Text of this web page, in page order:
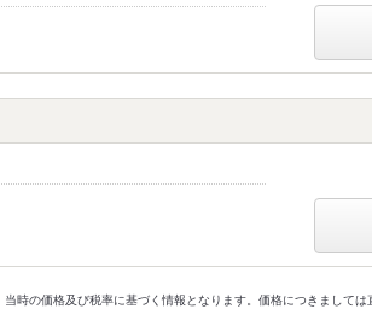
時の価格及び税率に基づく情報となります。価格につきましては